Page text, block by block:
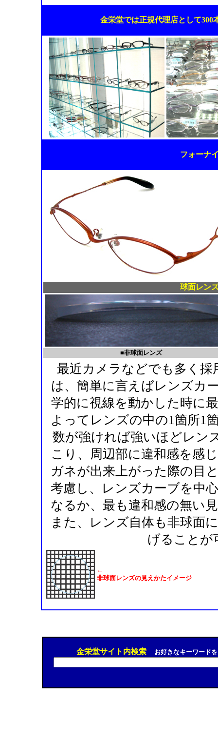
金栄堂では正規代理店として300
フォーナ
球面レン
■非球面レンズ
最近カメラなどでも多く
は、簡単に言えばレンズカ
学的に視線を動かした時に
よってレンズの中の1箇所1
数が強ければ強いほどレン
こり、周辺部に違和感を感
ガネが出来上がった際の目
考慮し、レンズカーブを中
なるか、最も違和感の無い
また、レンズ自体も非球面
げることが
←
非球面レンズの見えかたイメージ
金栄堂サイト内検索 お好きなキーワード